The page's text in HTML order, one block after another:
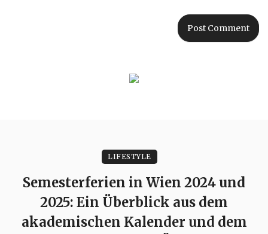
LIFESTYLE
Semesterferien in Wien 2024 und
2025: Ein Überblick aus dem
akademischen Kalender und dem